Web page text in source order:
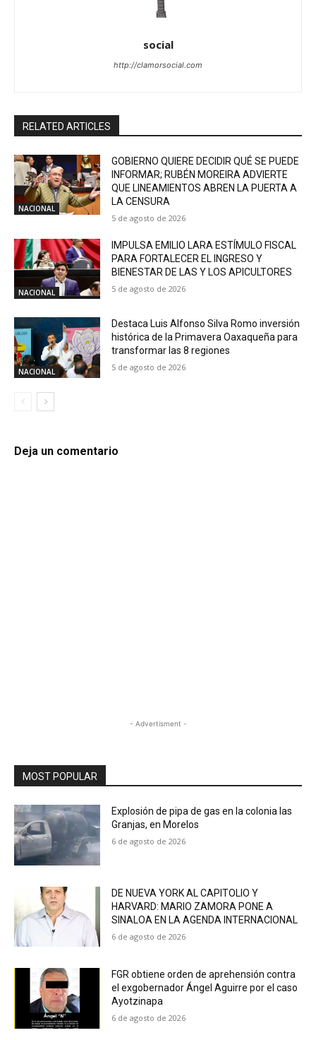
social
http://clamorsocial.com
RELATED ARTICLES
NACIONAL
GOBIERNO QUIERE DECIDIR QUÉ SE PUEDE
INFORMAR; RUBÉN MOREIRA ADVIERTE
QUE LINEAMIENTOS ABREN LA PUERTA A
LA CENSURA
5 de agosto de 2026
NACIONAL
IMPULSA EMILIO LARA ESTÍMULO FISCAL
PARA FORTALECER EL INGRESO Y
BIENESTAR DE LAS Y LOS APICULTORES
5 de agosto de 2026
NACIONAL
Destaca Luis Alfonso Silva Romo inversión
histórica de la Primavera Oaxaqueña para
transformar las 8 regiones
5 de agosto de 2026
Deja un comentario
- Advertisment -
MOST POPULAR
Explosión de pipa de gas en la colonia las
Granjas, en Morelos
6 de agosto de 2026
DE NUEVA YORK AL CAPITOLIO Y
HARVARD: MARIO ZAMORA PONE A
SINALOA EN LA AGENDA INTERNACIONAL
6 de agosto de 2026
FGR obtiene orden de aprehensión contra
el exgobernador Ángel Aguirre por el caso
Ayotzinapa
6 de agosto de 2026